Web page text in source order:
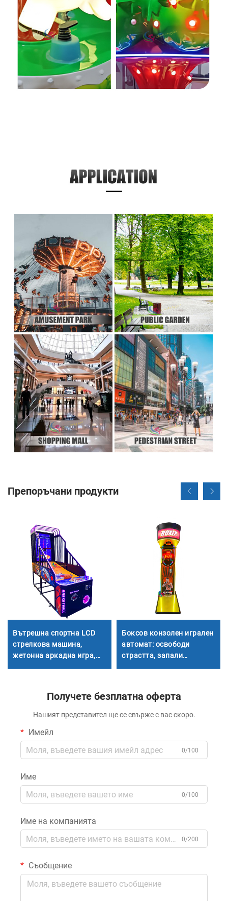
Препоръчани продукти
Вътрешна спортна LCD
стрелкова машина,
жетонна аркадна игра,
машина за стрелба по
Боксов конзолен игрален
автомат: освободи
страстта, запали
страстта
Получете безплатна оферта
Нашият представител ще се свърже с вас скоро.
Имейл
0/100
Име
0/100
Име на компанията
0/200
Съобщение